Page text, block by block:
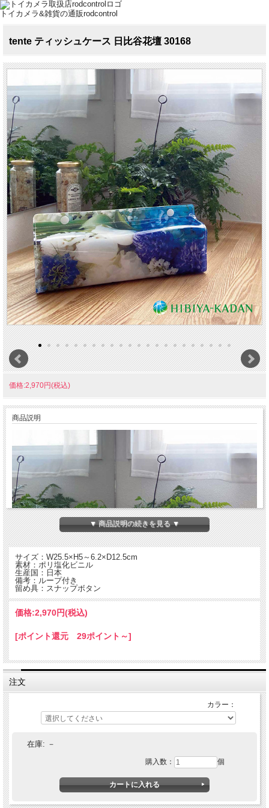
トイカメラ&雑貨の通販rodcontrol
tente ティッシュケース 日比谷花壇 30168
価格:2,970円(税込)
商品説明
フラワーショップ『日比谷花壇』とコラボしたティッシュボックスカバー
『tente』を作りました。
こちらの『tente 日比谷花壇』を置くだけで、まるでお部屋に花を飾ったかのよう
な華やかさを与えてくれるティッシュカバ-です。
YELLOW・BLUE・PINKの3つの色鮮やかな花束を転写プリントしたとても華やか
ギフトとして、またお花を持ち込めない病院へのお見舞いの時にもおすすめです。
ビニール素材で汚れてもさっと拭き取れるので、キッチンや洗面所などの水回りで
▼ 商品説明の続きを見る ▼
サイズ：W25.5×H5～6.2×D12.5cm
素材：ポリ塩化ビニル
生産国：日本
備考：ループ付き
留め具：スナップボタン
価格:2,970円(税込)
[ポイント還元 29ポイント～]
注文
カラー：
在庫: －
購入数： 個